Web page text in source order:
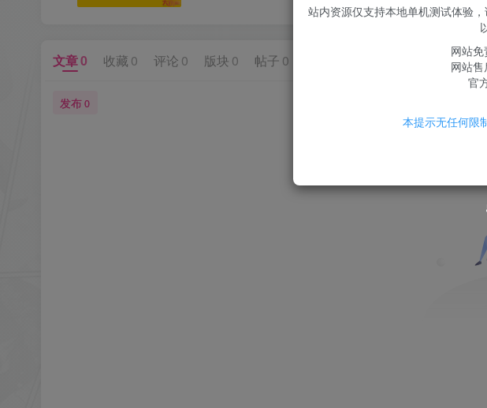
文章0 收藏 0 评论 0 版块 0 帖子 0
发布0
站内资源仅支持本地单机测试体验
网站免
网站售
官
本提示无任何限